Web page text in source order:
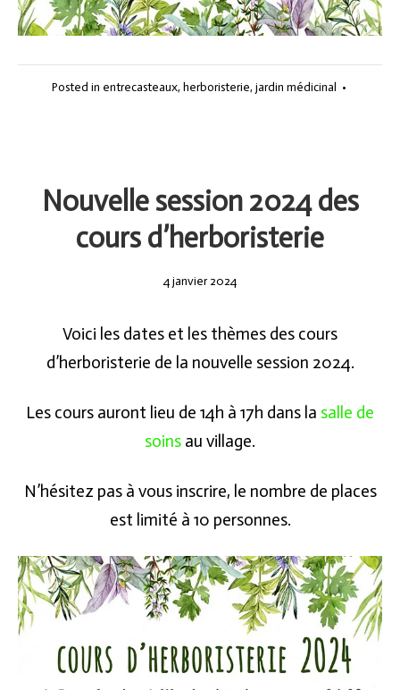
Posted in entrecasteaux, herboristerie, jardin médicinal •
Nouvelle session 2024 des
cours d’herboristerie
4 janvier 2024
Voici les dates et les thèmes des cours
d’herboristerie de la nouvelle session 2024.
Les cours auront lieu de 14h à 17h dans la salle de
soins au village.
N’hésitez pas à vous inscrire, le nombre de places
est limité à 10 personnes.